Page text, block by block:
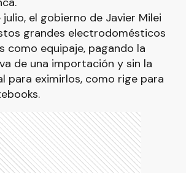
julio, el gobierno de Javier Milei
grandes electrodomésticos
como equipaje, pagando la
de una importación y sin la
para eximirlos, como rige para